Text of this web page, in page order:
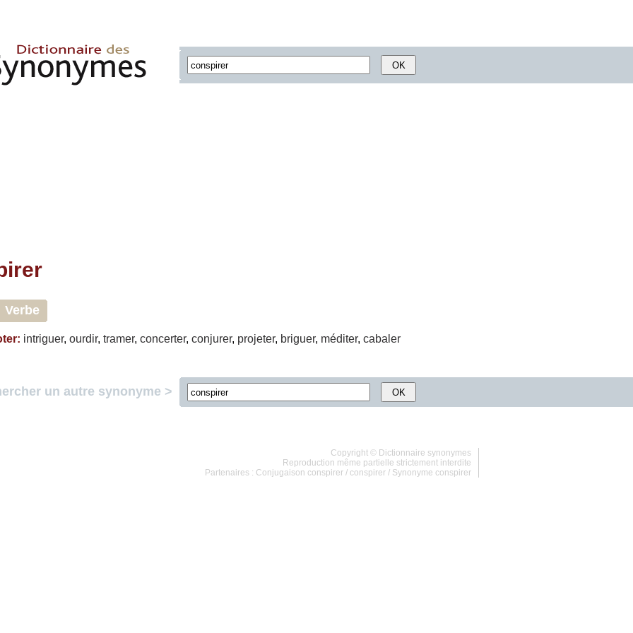
Verbe
: intriguer, ourdir, tramer, concerter, conjurer, projeter, briguer, méditer, cabaler
un autre synonyme >
Copyright © Dictionnaire synonymes
Reproduction même partielle strictement interdite
Partenaires : Conjugaison conspirer / conspirer / Synonyme conspirer